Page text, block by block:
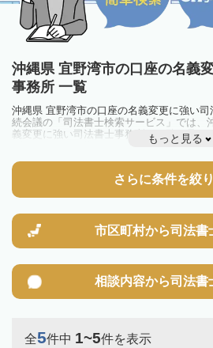
沖縄県 宜野湾市の口座の名義
事務所 一覧
沖縄県 宜野湾市の口座の名義変更に強い
続会議の「司法書士検索サービス」では、
義変更に強い司法書士事務所を一覧で見る
ブルやお悩みを抱えている方は一度近隣の
もっと見る
さらに条件を絞
市区町村から司法書
相談内容から司法書
全5件中 1~5件を表示